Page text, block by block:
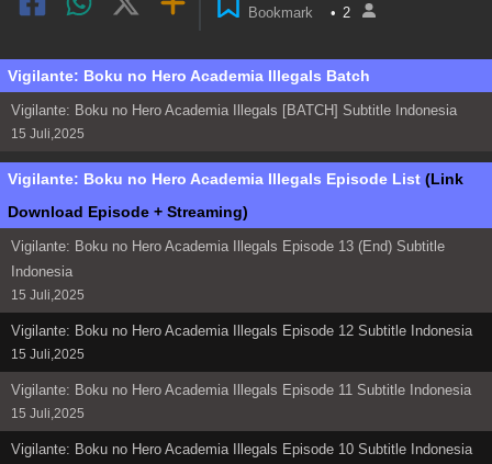
Bookmark • 2
Vigilante: Boku no Hero Academia Illegals Batch
Vigilante: Boku no Hero Academia Illegals [BATCH] Subtitle Indonesia
15 Juli,2025
Vigilante: Boku no Hero Academia Illegals Episode List (Link
Download Episode + Streaming)
Vigilante: Boku no Hero Academia Illegals Episode 13 (End) Subtitle
Indonesia
15 Juli,2025
Vigilante: Boku no Hero Academia Illegals Episode 12 Subtitle Indonesia
15 Juli,2025
Vigilante: Boku no Hero Academia Illegals Episode 11 Subtitle Indonesia
15 Juli,2025
Vigilante: Boku no Hero Academia Illegals Episode 10 Subtitle Indonesia